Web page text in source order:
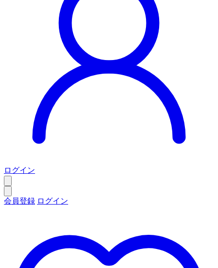
ログイン
会員登録 ログイン